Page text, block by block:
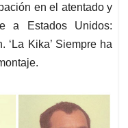
en el atentado y
a Estados Unidos:
‘La Kika’ Siempre ha